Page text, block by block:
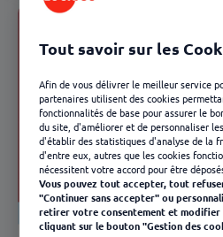
Ressources Humaines
Tout savoir sur les
Afin de vous délivrer le meilleur service
partenaires utilisent des cookies
fonctionnalités de base pour assurer le
du site, d'améliorer et de personnaliser
d'établir des statistiques d'analyse de la
d'entre eux, autres que les cookies
nécessitent votre accord pour être
Vous pouvez tout accepter, tout
"Continuer sans accepter" ou
retirer votre consentement et modifier
cliquant sur le bouton "Gestion des